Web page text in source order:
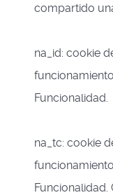
compartido
na_id: cookie
Funcionalidad.
na_tc: cookie
Funcionalidad.